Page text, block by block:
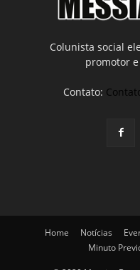
Colunista social
promotor
Contato:
Home Notícias
Minuto